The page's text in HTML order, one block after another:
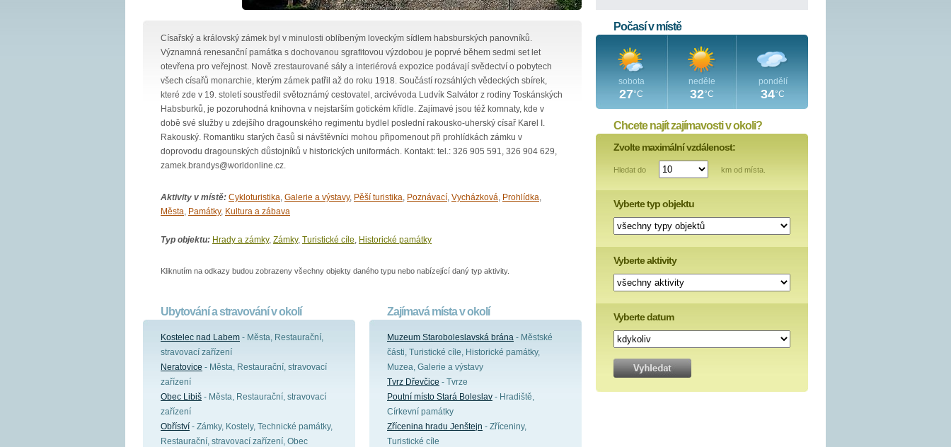
Císařský a královský zámek byl v minulosti oblíbeným loveckým sídlem habsburských panovníků.
Významná renesanční památka s dochovanou sgrafitovou výzdobou je poprvé během sedmi set let
otevřena pro veřejnost. Nově zrestaurované sály a interiérová expozice podávají svědectví o pobytech
všech císařů monarchie, kterým zámek patřil až do roku 1918. Součástí rozsáhlých vědeckých sbírek,
které zde v 19. století soustředil světoznámý cestovatel, arcivévoda Ludvík Salvátor z rodiny Toskánských
Habsburků, je pozoruhodná knihovna v nejstarším gotickém křídle. Zajímavé jsou též komnaty, kde v
době své služby u zdejšího dragounského regimentu bydlel poslední rakousko-uherský císař Karel I.
Rakouský. Romantiku starých časů si návštěvníci mohou připomenout při prohlídkách zámku v
doprovodu dragounských důstojníků v historických uniformách. Kontakt: tel.: 326 905 591, 326 904 629,
zamek.brandys@worldonline.cz.
Aktivity v místě: Cykloturistika, Galerie a výstavy, Pěší turistika, Poznávací, Vycházková, Prohlídka,
Města, Památky, Kultura a zábava
Typ objektu: Hrady a zámky, Zámky, Turistické cíle, Historické památky
Kliknutím na odkazy budou zobrazeny všechny objekty daného typu nebo nabízející daný typ aktivity.
Ubytování a stravování v okolí
Kostelec nad Labem - Města, Restaurační,
stravovací zařízení
Neratovice - Města, Restaurační, stravovací
zařízení
Obec Libiš - Města, Restaurační, stravovací
zařízení
Obříství - Zámky, Kostely, Technické památky,
Restaurační, stravovací zařízení, Obec
Zajímavá místa v okolí
Muzeum Staroboleslavská brána - Městské
části, Turistické cíle, Historické památky,
Muzea, Galerie a výstavy
Tvrz Dřevčice - Tvrze
Poutní místo Stará Boleslav - Hradiště,
Církevní památky
Zřícenina hradu Jenštejn - Zříceniny,
Turistické cíle
Počasí v místě
sobota
27°C
neděle
32°C
pondělí
34°C
Chcete najít zajímavosti v okoli?
Zvolte maximální vzdálenost:
Hledat do km od místa.
Vyberte typ objektu
Vyberte aktivity
Vyberte datum